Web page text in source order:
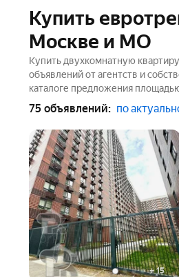
Купить
Москве и МО
Купить двухкомнатную
объявлений от агентств и
каталоге предложения
75 объявлений: по
+15